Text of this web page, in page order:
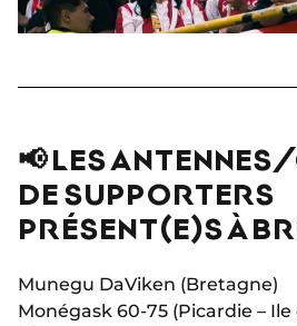
📢 LES
DE SUPPORTERS
PRÉSENT(E)S À
Munegu DaViken (Bretagne)
Monégask 60-75 (Picardie – Ile